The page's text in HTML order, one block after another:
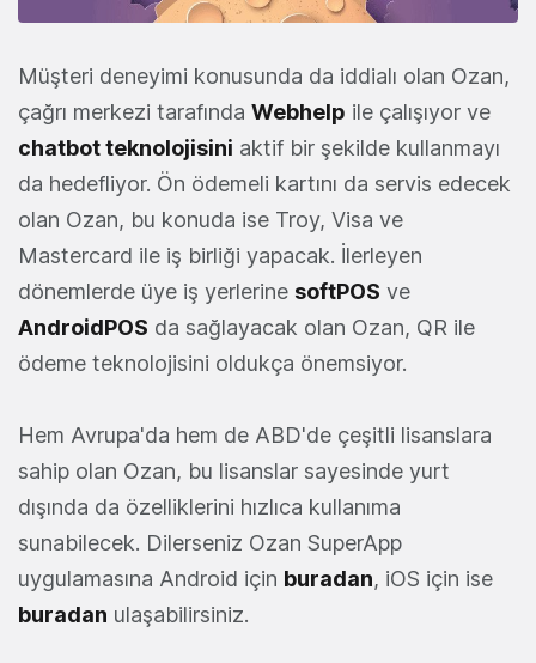
Müşteri deneyimi konusunda da iddialı olan Ozan,
çağrı merkezi tarafında Webhelp ile çalışıyor ve
chatbot teknolojisini aktif bir şekilde kullanmayı
da hedefliyor. Ön ödemeli kartını da servis edecek
olan Ozan, bu konuda ise Troy, Visa ve
Mastercard ile iş birliği yapacak. İlerleyen
dönemlerde üye iş yerlerine softPOS ve
AndroidPOS da sağlayacak olan Ozan, QR ile
ödeme teknolojisini oldukça önemsiyor.
Hem Avrupa'da hem de ABD'de çeşitli lisanslara
sahip olan Ozan, bu lisanslar sayesinde yurt
dışında da özelliklerini hızlıca kullanıma
sunabilecek. Dilerseniz Ozan SuperApp
uygulamasına Android için buradan, iOS için ise
buradan ulaşabilirsiniz.